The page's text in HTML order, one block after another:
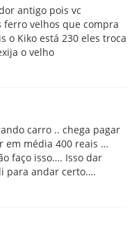
antigo pois vc
ferro velhos que compra
o Kiko está 230 eles troca
o velho
carro .. chega pagar
em média 400 reais …
faço isso…. Isso dar
para andar certo….